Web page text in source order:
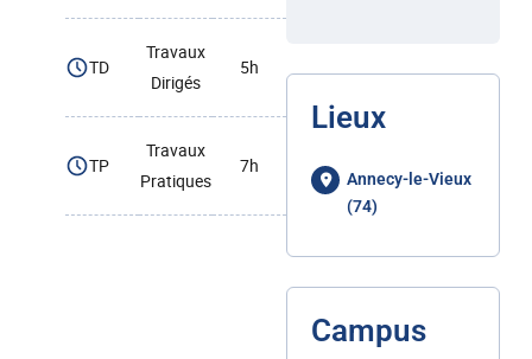
TD
Travaux
Dirigés
5h
TP
Travaux
Pratiques
7h
Lieux
Annecy-le-Vieux
(74)
Campus